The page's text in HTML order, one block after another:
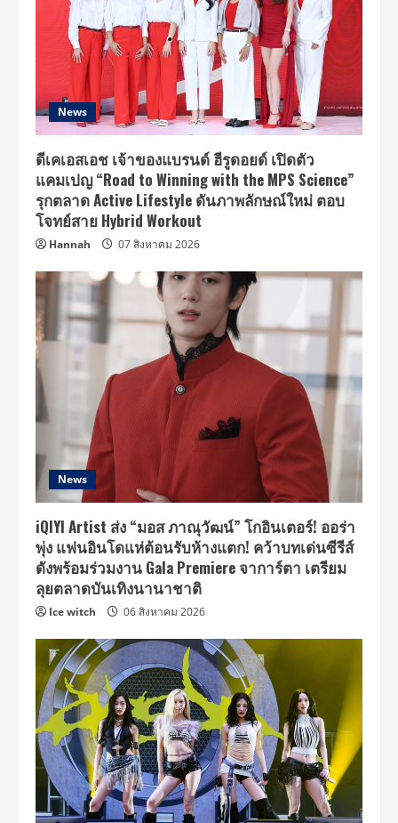
News
ดีเคเอสเอช เจ้าของแบรนด์ ฮีรูดอยด์ เปิดตัว
แคมเปญ “Road to Winning with the MPS Science”
รุกตลาด Active Lifestyle ดันภาพลักษณ์ใหม่ ตอบ
โจทย์สาย Hybrid Workout
Hannah 07 สิงหาคม 2026
News
iQIYI Artist ส่ง “มอส ภาณุวัฒน์” โกอินเตอร์! ออร่า
พุ่ง แฟนอินโดแห่ต้อนรับห้างแตก! คว้าบทเด่นซีรีส์
ดังพร้อมร่วมงาน Gala Premiere จาการ์ตา เตรียม
ลุยตลาดบันเทิงนานาชาติ
Ice witch 06 สิงหาคม 2026